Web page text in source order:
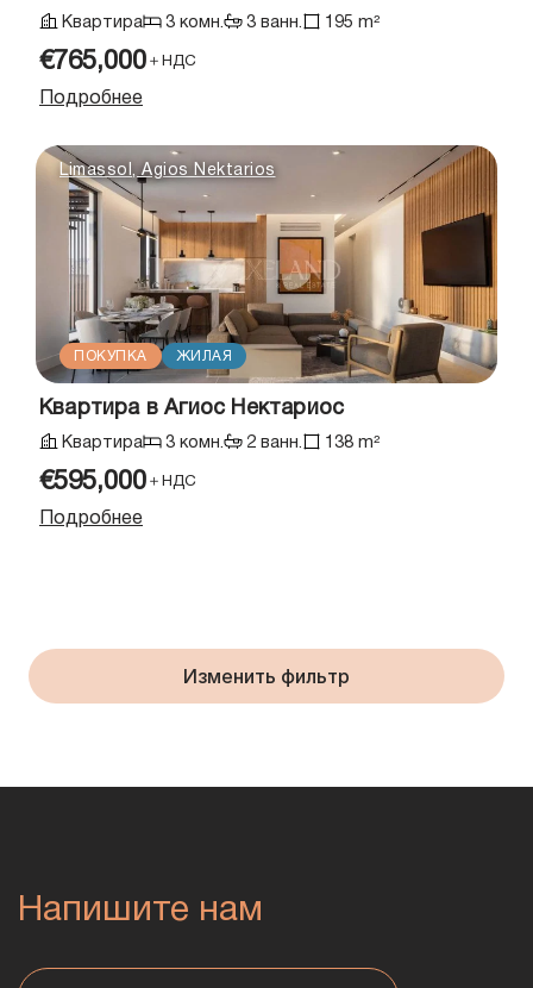
Квартира 3 комн. 3 ванн. 195 m²
€765,000＋НДС
Подробнее
Limassol, Agios Nektarios
ПОКУПКА ЖИЛАЯ
Квартира в Агиос Нектариос
Квартира 3 комн. 2 ванн. 138 m²
€595,000＋НДС
Подробнее
Изменить фильтр
Напишите нам